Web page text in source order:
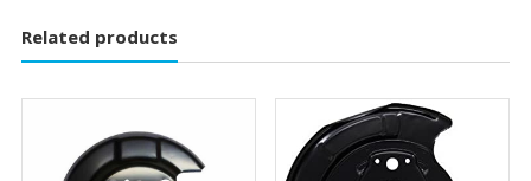
Related products